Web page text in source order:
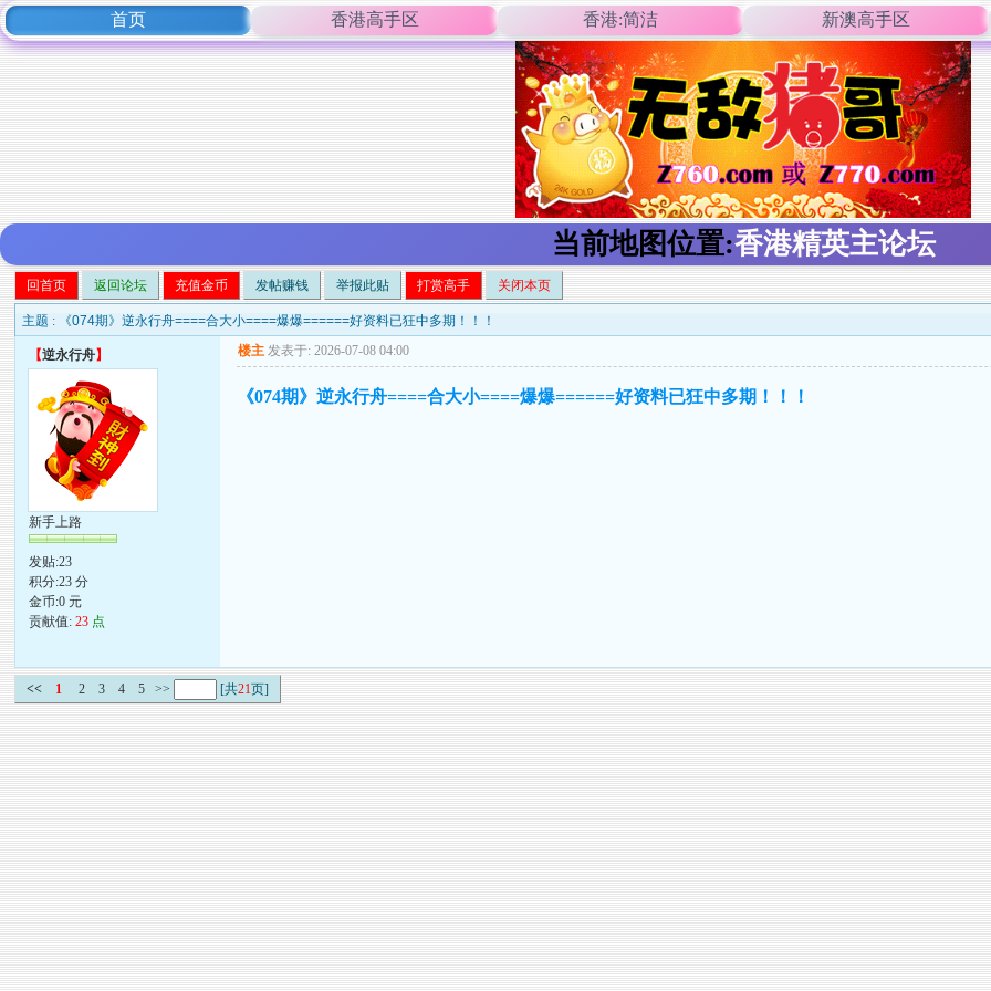
首页 香港高手区 香港:简洁 新澳高手区
当前地图位置:香港精英主论坛
回首页 返回论坛 充值金币 发帖赚钱 举报此贴 打赏高手 关闭本页
主题 : 《074期》逆永行舟====合大小====爆爆======好资料已狂中多期！！！
【逆永行舟】
新手上路
发贴:23
积分:23 分
金币:0 元
贡献值:23 点
楼主 发表于: 2026-07-08 04:00
《074期》逆永行舟====合大小====爆爆======好资料已狂中多期！！！
<< 1 2 3 4 5 >> [共21页]